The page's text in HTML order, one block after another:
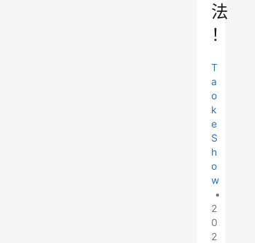
法
！
T
a
o
k
e
S
h
o
w
•
2
0
2